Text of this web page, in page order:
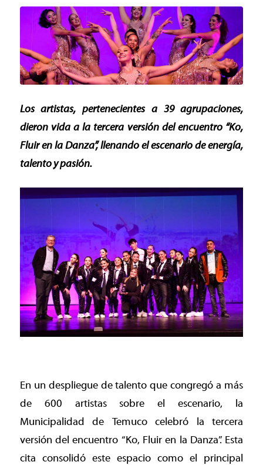
Los artistas, pertenecientes a 39 agrupaciones,
dieron vida a la tercera versión del encuentro “Ko,
Fluir en la Danza”, llenando el escenario de energía,
talento y pasión.
En un despliegue de talento que congregó a más
de 600 artistas sobre el escenario, la
Municipalidad de Temuco celebró la tercera
versión del encuentro “Ko, Fluir en la Danza”. Esta
cita consolidó este espacio como el principal